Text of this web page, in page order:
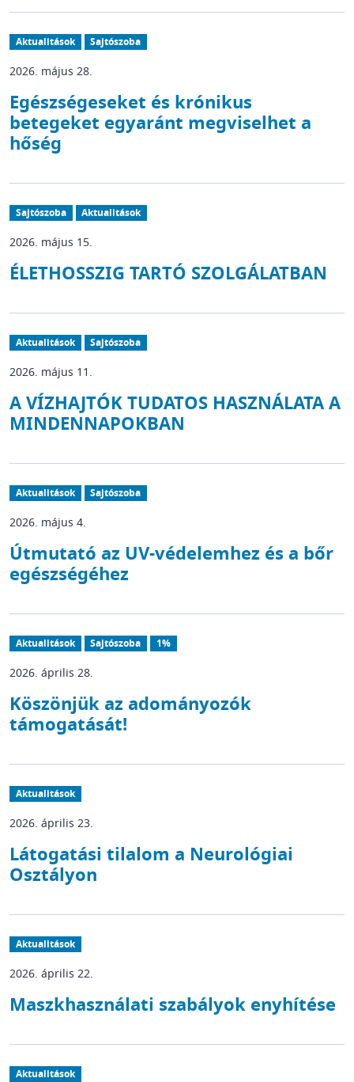
Aktualitások Sajtószoba
2026. május 28.
Egészségeseket és krónikus
betegeket egyaránt megviselhet a
hőség
Sajtószoba Aktualitások
2026. május 15.
ÉLETHOSSZIG TARTÓ SZOLGÁLATBAN
Aktualitások Sajtószoba
2026. május 11.
A VÍZHAJTÓK TUDATOS HASZNÁLATA A
MINDENNAPOKBAN
Aktualitások Sajtószoba
2026. május 4.
Útmutató az UV-védelemhez és a bőr
egészségéhez
Aktualitások Sajtószoba 1%
2026. április 28.
Köszönjük az adományozók
támogatását!
Aktualitások
2026. április 23.
Látogatási tilalom a Neurológiai
Osztályon
Aktualitások
2026. április 22.
Maszkhasználati szabályok enyhítése
Aktualitások